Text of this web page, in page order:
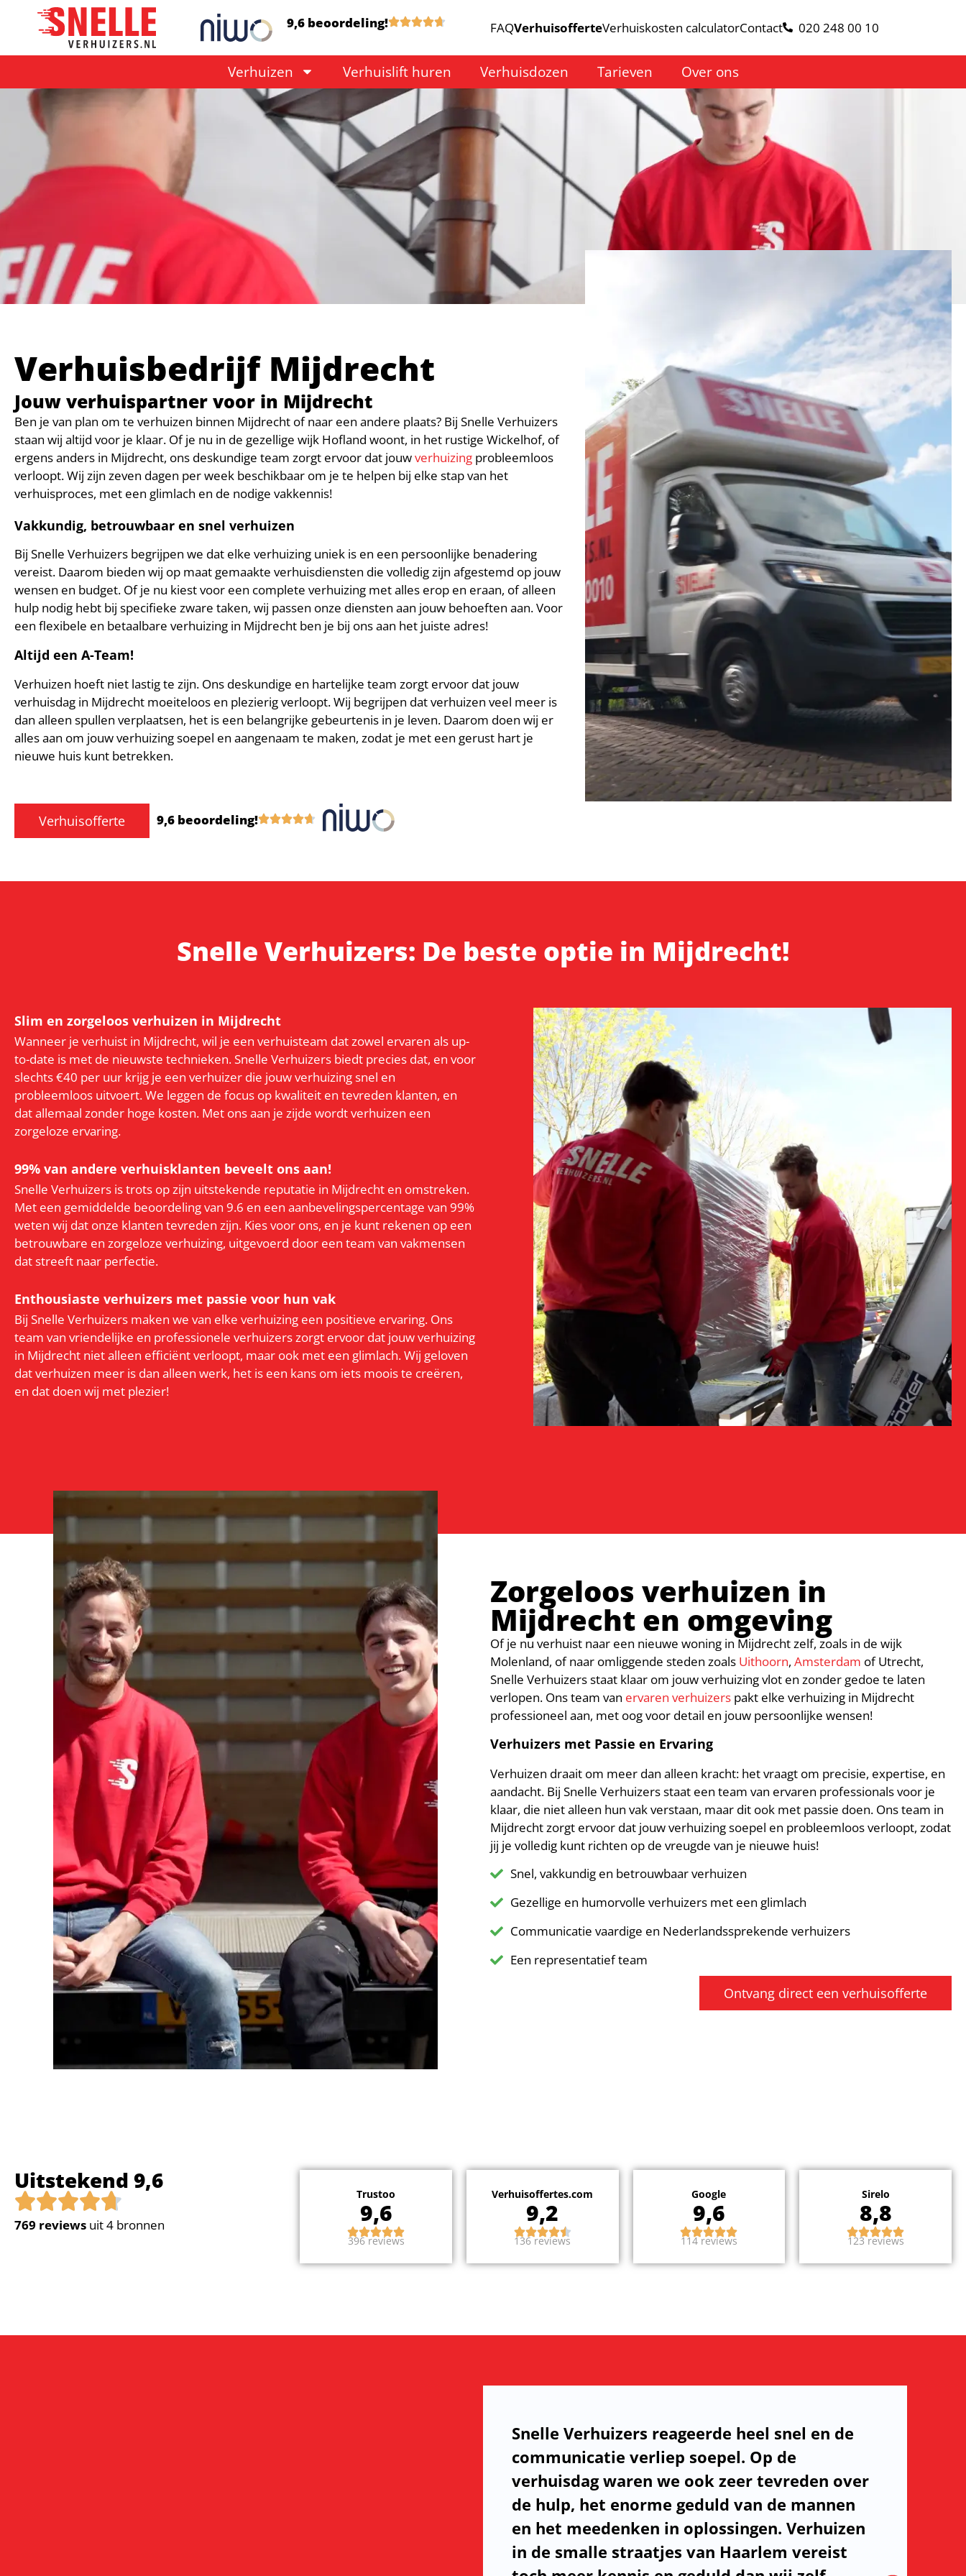
9,6 beoordeling! FAQVerhuisofferteVerhuiskosten calculatorContact 020 248 00 10
Verhuizen Verhuislift huren Verhuisdozen Tarieven Over ons
Verhuisbedrijf Mijdrecht
Jouw verhuispartner voor in Mijdrecht
Ben je van plan om te verhuizen binnen Mijdrecht of naar een andere plaats? Bij Snelle Verhuizers
staan wij altijd voor je klaar. Of je nu in de gezellige wijk Hofland woont, in het rustige Wickelhof, of
ergens anders in Mijdrecht, ons deskundige team zorgt ervoor dat jouwverhuizing probleemloos
verloopt. Wij zijn zeven dagen per week beschikbaar om je te helpen bij elke stap van het
verhuisproces, met een glimlach en de nodige vakkennis!
Vakkundig, betrouwbaar en snel verhuizen
Bij Snelle Verhuizers begrijpen we dat elke verhuizing uniek is en een persoonlijke benadering
vereist. Daarom bieden wij op maat gemaakte verhuisdiensten die volledig zijn afgestemd op jouw
wensen en budget. Of je nu kiest voor een complete verhuizing met alles erop en eraan, of alleen
hulp nodig hebt bij specifieke zware taken, wij passen onze diensten aan jouw behoeften aan. Voor
een flexibele en betaalbare verhuizing in Mijdrecht ben je bij ons aan het juiste adres!
Altijd een A-Team!
Verhuizen hoeft niet lastig te zijn. Ons deskundige en hartelijke team zorgt ervoor dat jouw
verhuisdag in Mijdrecht moeiteloos en plezierig verloopt. Wij begrijpen dat verhuizen veel meer is
dan alleen spullen verplaatsen, het is een belangrijke gebeurtenis in je leven. Daarom doen wij er
alles aan om jouw verhuizing soepel en aangenaam te maken, zodat je met een gerust hart je
nieuwe huis kunt betrekken.
Verhuisofferte 9,6 beoordeling!
Snelle Verhuizers: De beste optie in Mijdrecht!
Slim en zorgeloos verhuizen in Mijdrecht
Wanneer je verhuist in Mijdrecht, wil je een verhuisteam dat zowel ervaren als up-
to-date is met de nieuwste technieken. Snelle Verhuizers biedt precies dat, en voor
slechts €40 per uur krijg je een verhuizer die jouw verhuizing snel en
probleemloos uitvoert. We leggen de focus op kwaliteit en tevreden klanten, en
dat allemaal zonder hoge kosten. Met ons aan je zijde wordt verhuizen een
zorgeloze ervaring.
99% van andere verhuisklanten beveelt ons aan!
Snelle Verhuizers is trots op zijn uitstekende reputatie in Mijdrecht en omstreken.
Met een gemiddelde beoordeling van 9.6 en een aanbevelingspercentage van 99%
weten wij dat onze klanten tevreden zijn. Kies voor ons, en je kunt rekenen op een
betrouwbare en zorgeloze verhuizing, uitgevoerd door een team van vakmensen
dat streeft naar perfectie.
Enthousiaste verhuizers met passie voor hun vak
Bij Snelle Verhuizers maken we van elke verhuizing een positieve ervaring. Ons
team van vriendelijke en professionele verhuizers zorgt ervoor dat jouw verhuizing
in Mijdrecht niet alleen efficiënt verloopt, maar ook met een glimlach. Wij geloven
dat verhuizen meer is dan alleen werk, het is een kans om iets moois te creëren,
en dat doen wij met plezier!
Zorgeloos verhuizen in
Mijdrecht en omgeving
Of je nu verhuist naar een nieuwe woning in Mijdrecht zelf, zoals in de wijk
Molenland, of naar omliggende steden zoals Uithoorn, Amsterdam of Utrecht,
Snelle Verhuizers staat klaar om jouw verhuizing vlot en zonder gedoe te laten
verlopen. Ons team van ervaren verhuizers pakt elke verhuizing in Mijdrecht
professioneel aan, met oog voor detail en jouw persoonlijke wensen!
Verhuizers met Passie en Ervaring
Verhuizen draait om meer dan alleen kracht: het vraagt om precisie, expertise, en
aandacht. Bij Snelle Verhuizers staat een team van ervaren professionals voor je
klaar, die niet alleen hun vak verstaan, maar dit ook met passie doen. Ons team in
Mijdrecht zorgt ervoor dat jouw verhuizing soepel en probleemloos verloopt, zodat
jij je volledig kunt richten op de vreugde van je nieuwe huis!
Snel, vakkundig en betrouwbaar verhuizen
Gezellige en humorvolle verhuizers met een glimlach
Communicatie vaardige en Nederlandssprekende verhuizers
Een representatief team
Ontvang direct een verhuisofferte
Uitstekend 9,6
769 reviews uit 4 bronnen
Trustoo
9,6
396 reviews
Verhuisoffertes.com
9,2
136 reviews
Google
9,6
114 reviews
Sirelo
8,8
123 reviews
Snelle Verhuizers reageerde heel snel en de
communicatie verliep soepel. Op de
verhuisdag waren we ook zeer tevreden over
de hulp, het enorme geduld van de mannen
en het meedenken in oplossingen. Verhuizen
in de smalle straatjes van Haarlem vereist